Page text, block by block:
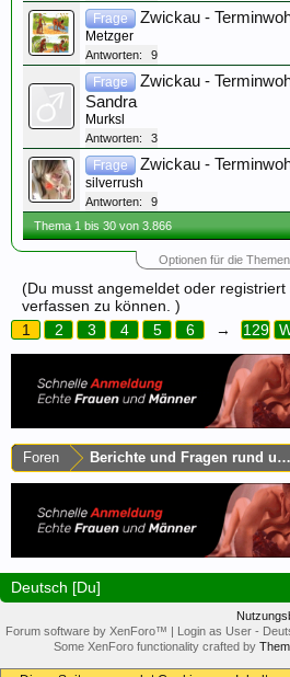
Frage Zwickau -
Metzger
Antworten: 9
Frage
Zwickau -
Sandra
Murksl
Antworten: 3
Frage Zwickau -
silverrush
Antworten: 9
Thema 1 bis 30 von 3.866
Optionen für die
(Du musst angemeldet oder
verfassen zu können. )
1
2 3 4 5 6 → 129
Foren Berichte und Fragen rund um
Deutsch [Du]
Forum software by XenForo™ | Login as User -
Some XenForo functionality crafted by